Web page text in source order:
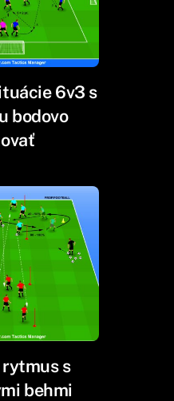
6v3 s
bodovo
s
behmi